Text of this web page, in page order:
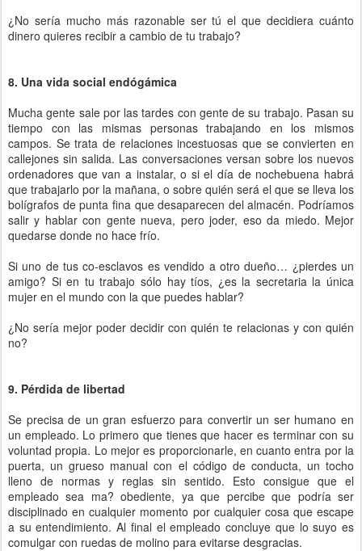
¿No sería mucho más razonable ser tú el que decidiera cuánto
dinero quieres recibir a cambio de tu trabajo?
8. Una vida social endógámica
Mucha gente sale por las tardes con gente de su trabajo. Pasan su
tiempo con las mismas personas trabajando en los mismos
campos. Se trata de relaciones incestuosas que se convierten en
callejones sin salida. Las conversaciones versan sobre los nuevos
ordenadores que van a instalar, o si el día de nochebuena habrá
que trabajarlo por la mañana, o sobre quién será el que se lleva los
bolígrafos de punta fina que desaparecen del almacén. Podríamos
salir y hablar con gente nueva, pero joder, eso da miedo. Mejor
quedarse donde no hace frío.
Si uno de tus co-esclavos es vendido a otro dueño… ¿pierdes un
amigo? Si en tu trabajo sólo hay tíos, ¿es la secretaria la única
mujer en el mundo con la que puedes hablar?
¿No sería mejor poder decidir con quién te relacionas y con quién
no?
9. Pérdida de libertad
Se precisa de un gran esfuerzo para convertir un ser humano en
un empleado. Lo primero que tienes que hacer es terminar con su
voluntad propia. Lo mejor es proporcionarle, en cuanto entra por la
puerta, un grueso manual con el código de conducta, un tocho
lleno de normas y reglas sin sentido. Esto consigue que el
empleado sea ma? obediente, ya que percibe que podría ser
disciplinado en cualquier momento por cualquier cosa que escape
a su entendimiento. Al final el empleado concluye que lo suyo es
comulgar con ruedas de molino para evitarse desgracias.